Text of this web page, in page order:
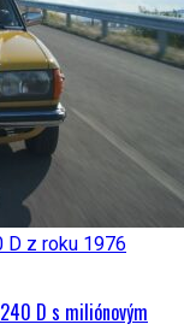
D s miliónovým